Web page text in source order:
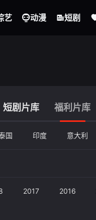
艺 动漫 短剧
短剧片库 福利片库
国 印度 意大利
2017 2016